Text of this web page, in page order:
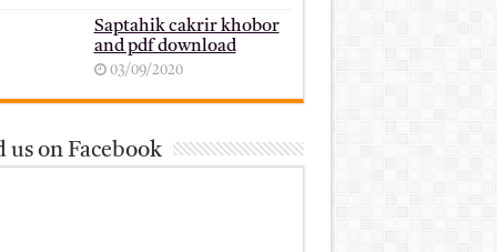
Saptahik cakrir khobor
and pdf download
03/09/2020
us on Facebook